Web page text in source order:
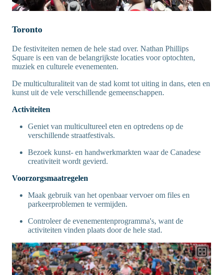
Toronto
De festiviteiten nemen de hele stad over. Nathan Phillips
Square is een van de belangrijkste locaties voor optochten,
muziek en culturele evenementen.
De multiculturaliteit van de stad komt tot uiting in dans, eten en
kunst uit de vele verschillende gemeenschappen.
Activiteiten
Geniet van multicultureel eten en optredens op de
verschillende straatfestivals.
Bezoek kunst- en handwerkmarkten waar de Canadese
creativiteit wordt gevierd.
Voorzorgsmaatregelen
Maak gebruik van het openbaar vervoer om files en
parkeerproblemen te vermijden.
Controleer de evenementenprogramma's, want de
activiteiten vinden plaats door de hele stad.